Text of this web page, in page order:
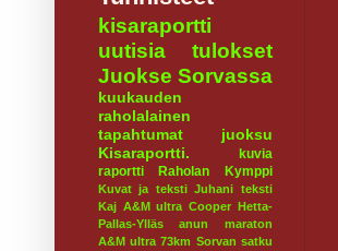
kisaraportti
uutisia
tulokset
Juokse Sorvassa
kuukauden
raholalainen
tapahtumat
juoksu
Kisaraportti.
kuvia
raportti
Raholan Kymppi
Kuvat ja teksti Juhani teksti
Kaj A&M ultra Cooper Hetta-
Pallas-Ylläs
anun maraton
A&M ultra 73km Sorvan satku